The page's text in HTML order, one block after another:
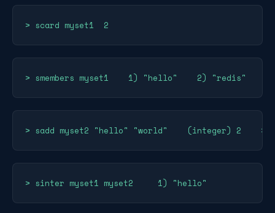
> scard myset1  2
> smembers myset1    1) "hello"    2) "redis"
> sadd myset2 "hello" "world"    (integer) 2    >
> sinter myset1 myset2     1) "hello"